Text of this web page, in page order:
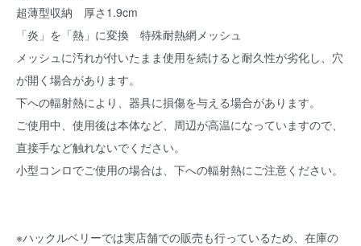
超薄型収納 厚さ1.9cm
「炎」を「熱」に変換 特殊耐熱網メッシュ
メッシュに汚れが付いたまま使用を続けると耐久性が劣化し、穴
が開く場合があります。
下への輻射熱により、器具に損傷を与える場合があります。
ご使用中、使用後は本体など、周辺が高温になっていますので、
直接手など触れないでください。
小型コンロでご使用の場合は、下への輻射熱にご注意ください。
※ハックルベリーでは実店舗での販売も行っているため、在庫の